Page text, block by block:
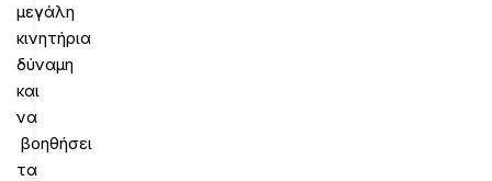
μεγάλη
κινητήρια
δύναμη
και
να
βοηθήσει
τα